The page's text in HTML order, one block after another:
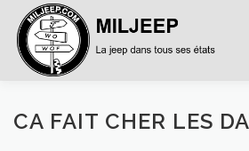
ACCUEIL ARTICLES
CA FAIT CHER LES